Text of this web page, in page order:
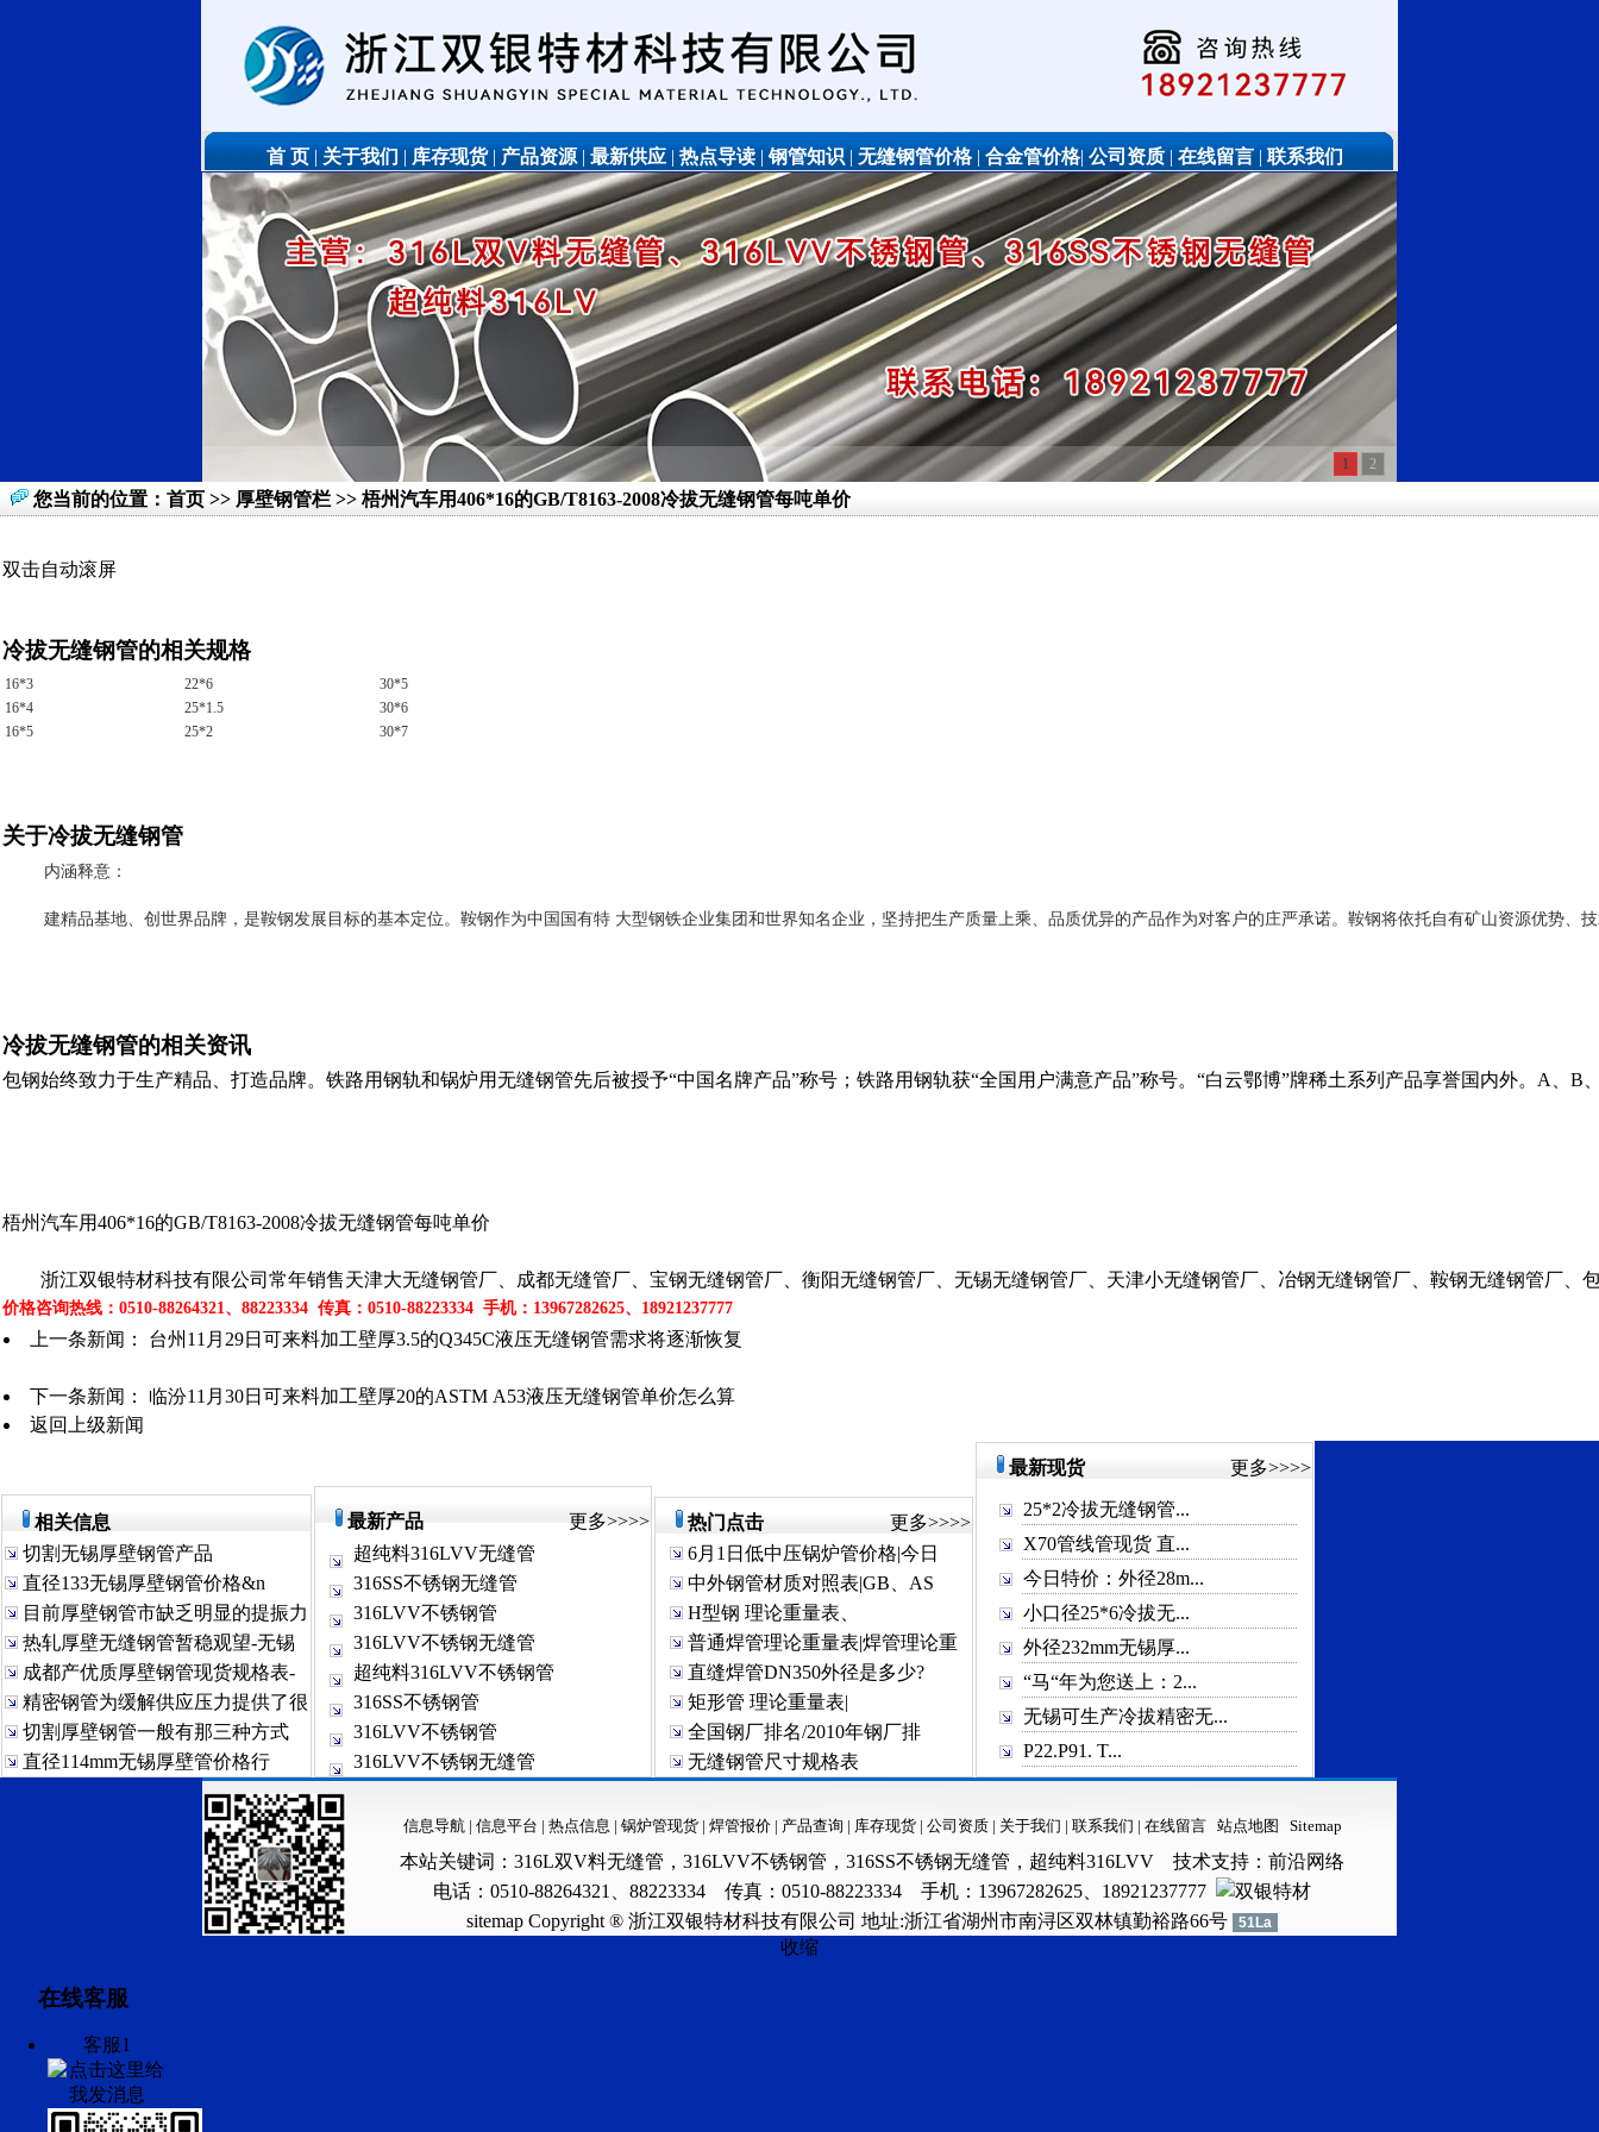
首 页 | 关于我们 | 库存现货| 产品资源 | 最新供应 | 热点导读 | 钢管知识 | 无缝钢管价格 | 合金管价格| 公司资质 | 在线留言| 联系我们
不锈钢管 1 2
您当前的位置： 首页 >> 厚壁钢管栏 >> 梧州汽车用406*16的GB/T8163-2008冷拔无缝钢管每吨单价
双击自动滚屏
冷拔无缝钢管的相关规格
16*3 22*6
30*5
16*4
25*1.5
30*6
16*5
25*2 30*7
关于冷拔无缝钢管
内涵释意：
建精品基地、创世界品牌，是鞍钢发展目标的基本定位。鞍钢作为中国国有特 大型钢铁企业集团和世界知名企业，坚持把生产质量上乘、品质优异的产品作为对客户的庄严承诺。鞍钢将依托自有矿山资源优势
冷拔无缝钢管的相关资讯
包钢始终致力于生产精品、打造品牌。铁路用钢轨和锅炉用无缝钢管先后被授予“中国名牌产品”称号；铁路用钢轨获“全国用户满意产品”称号。“白云鄂博”牌稀土系列产品享誉国内外。A
梧州汽车用406*16的GB/T8163-2008冷拔无缝钢管每吨单价
浙江双银特材科技有限公司常年销售天津大无缝钢管厂、成都无缝管厂、宝钢无缝钢管厂、衡阳无缝钢管厂、无锡无缝钢管厂、天津小无缝钢管厂、冶钢无缝钢管厂、鞍钢无缝钢管厂、
价格咨询热线：0510-88264321、88223334 传真：0510-88223334 手机：13967282625、18921237777
上一条新闻： 台州11月29日可来料加工壁厚3.5的Q345C液压无缝钢管需求将逐渐恢复
下一条新闻： 临汾11月30日可来料加工壁厚20的ASTM A53液压无缝钢管单价怎么算
返回上级新闻
相关信息
切割无锡厚壁钢管产品
直径133无锡厚壁钢管价格&n
目前厚壁钢管市缺乏明显的提振力
热轧厚壁无缝钢管暂稳观望-无锡
成都产优质厚壁钢管现货规格表-
精密钢管为缓解供应压力提供了很
切割厚壁钢管一般有那三种方式
直径114mm无锡厚壁管价格行
最新产品 更多>>>>
超纯料316LVV无缝管
316SS不锈钢无缝管
316LVV不锈钢管
316LVV不锈钢无缝管
超纯料316LVV不锈钢管
316SS不锈钢管
316LVV不锈钢管
316LVV不锈钢无缝管
热门点击 更多>>>>
6月1日低中压锅炉管价格|今日
中外钢管材质对照表|GB、AS
H型钢 理论重量表、
普通焊管理论重量表|焊管理论重
直缝焊管DN350外径是多少?
矩形管 理论重量表|
全国钢厂排名/2010年钢厂排
无缝钢管尺寸规格表
最新现货 更多>>>>
25*2冷拔无缝钢管...
X70管线管现货 直...
今日特价：外径28m...
小口径25*6冷拔无...
外径232mm无锡厚...
“马“年为您送上：2...
无锡可生产冷拔精密无...
P22.P91. T...
信息导航| 信息平台 | 热点信息 | 锅炉管现货 | 焊管报价| 产品查询 | 库存现货 | 公司资质 | 关于我们 | 联系我们 | 在线留言 站点地图 Sitemap
本站关键词： 316L双V料无缝管 ， 316LVV不锈钢管 ， 316SS不锈钢无缝管 ， 超纯料316LVV 技术支持： 前沿网络
电话：0510-88264321、88223334 传真：0510-88223334 手机：13967282625、18921237777
sitemap Copyright ® 浙江双银特材科技有限公司 地址:浙江省湖州市南浔区双林镇勤裕路66号 51La
收缩
在线客服
客服1